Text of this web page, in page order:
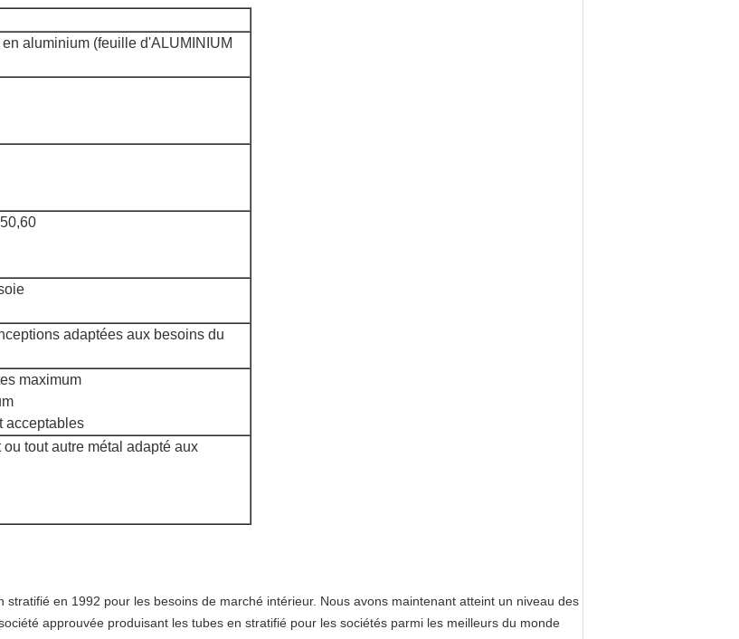
aluminium (feuille d'ALUMINIUM
adaptées aux besoins du
maximum
acceptables
tout autre métal adapté aux
en 1992 pour les besoins de marché intérieur. Nous avons maintenant atteint un niveau des
approuvée produisant les tubes en stratifié pour les sociétés parmi les meilleurs du monde